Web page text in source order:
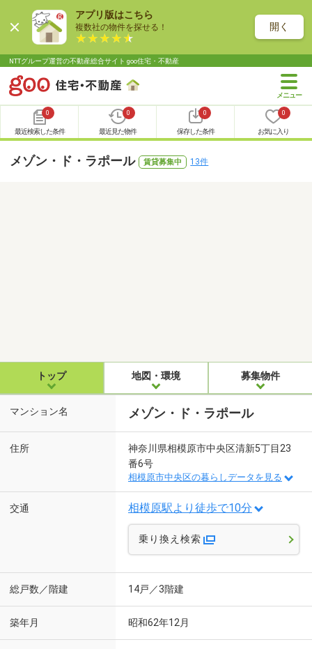
アプリ版はこちら
複数社の物件を探せる！ 開く
NTTグループ運営の不動産総合サイト goo住宅・不動産
0
最近検索した条件
0
最近見た物件
0
保存した条件
0
お気に入り
メゾン・ド・ラポール 賃貸募集中 13件
トップ 地図・環境 募集物件
マンション名 メゾン・ド・ラポール
住所
神奈川県相模原市中央区清新5丁目23
番6号
相模原市中央区の暮らしデータを見る
交通 相模原駅より徒歩で10分
乗り換え検索
総戸数／階建 14戸／3階建
築年月 昭和62年12月